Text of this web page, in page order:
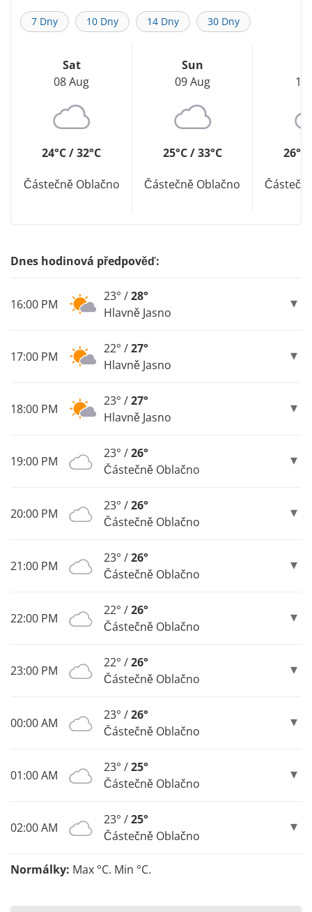
7 Dny 10 Dny 14 Dny 30 Dny
Sat
08 Aug
24°C / 32°C
Částečně Oblačno
Sun
09 Aug
25°C / 33°C
Částečně Oblačno
10
26°C
Dnes hodinová předpověď:
16:00 PM
23° /28°
Hlavně Jasno
17:00 PM
22° /27°
Hlavně Jasno
18:00 PM
23° /27°
Hlavně Jasno
19:00 PM
23° /26°
Částečně Oblačno
20:00 PM
23° /26°
Částečně Oblačno
21:00 PM
23° /26°
Částečně Oblačno
22:00 PM
22° /26°
Částečně Oblačno
23:00 PM
22° /26°
Částečně Oblačno
00:00 AM
23° /26°
Částečně Oblačno
01:00 AM
23° /25°
Částečně Oblačno
02:00 AM
23° /25°
Částečně Oblačno
Normálky: Max °C. Min °C.